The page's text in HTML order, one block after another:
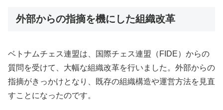
外部からの指摘を機にした組織改革
ベトナムチェス連盟は、国際チェス連盟（FIDE）からの
質問を受けて、大幅な組織改革を行いました。外部からの
指摘がきっかけとなり、既存の組織構造や運営方法を見直
すことになったのです。